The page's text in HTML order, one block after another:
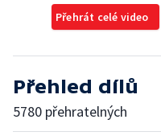
Přehrát celé video
Přehled dílů
5780 přehratelných